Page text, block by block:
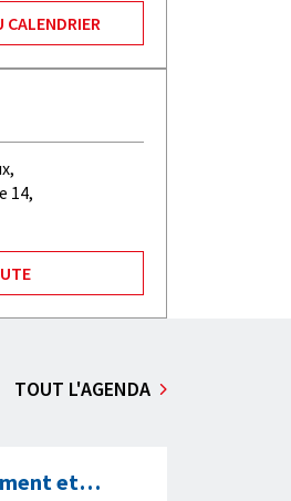
CALENDRIER
14,
TOUT L'AGENDA
et